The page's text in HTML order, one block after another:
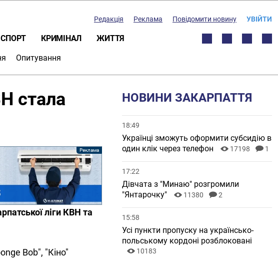
Редакція Реклама Повідомити новину УВІЙТИ
СПОРТ КРИМІНАЛ ЖИТТЯ
Опитування
стала
ліги КВН та
Bob", "Кіно"
НОВИНИ ЗАКАРПАТТЯ
18:49
Українці зможуть оформити субсидію в
один клік через телефон
17198 1
17:22
Дівчата з "Минаю" розгромили
"Янтарочку"
11380 2
15:58
Усі пункти пропуску на українсько-
польському кордоні розблоковані
10183